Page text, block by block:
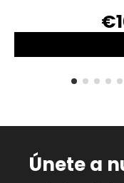
Únete a